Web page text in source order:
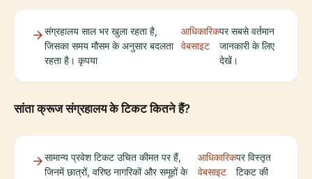
संग्रहालय साल भर खुला रहता है,
जिसका समय मौसम के अनुसार बदलता
रहता है। कृपया
आधिकारिक
वेबसाइट
पर सबसे वर्तमान
जानकारी के लिए
देखें।
सांता क्रूज संग्रहालय के टिकट कितने हैं?
सामान्य प्रवेश टिकट उचित कीमत पर हैं,
जिनमें छात्रों, वरिष्ठ नागरिकों और समूहों के
आधिकारिक
वेबसाइट
पर विस्तृत
टिकट की